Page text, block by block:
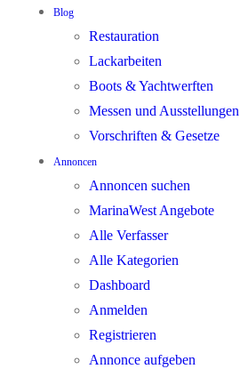
Blog
Restauration
Lackarbeiten
Boots & Yachtwerften
Messen und Ausstellungen
Vorschriften & Gesetze
Annoncen
Annoncen suchen
MarinaWest Angebote
Alle Verfasser
Alle Kategorien
Dashboard
Anmelden
Registrieren
Annonce aufgeben